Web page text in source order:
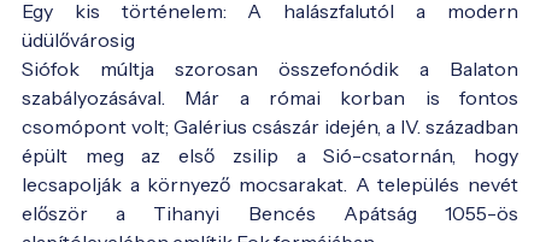
Egy kis történelem: A halászfalutól a modern
üdülővárosig
Siófok múltja szorosan összefonódik a Balaton
szabályozásával. Már a római korban is fontos
csomópont volt; Galérius császár idején, a IV. században
épült meg az első zsilip a Sió-csatornán, hogy
lecsapolják a környező mocsarakat. A település nevét
először a Tihanyi Bencés Apátság 1055-ös